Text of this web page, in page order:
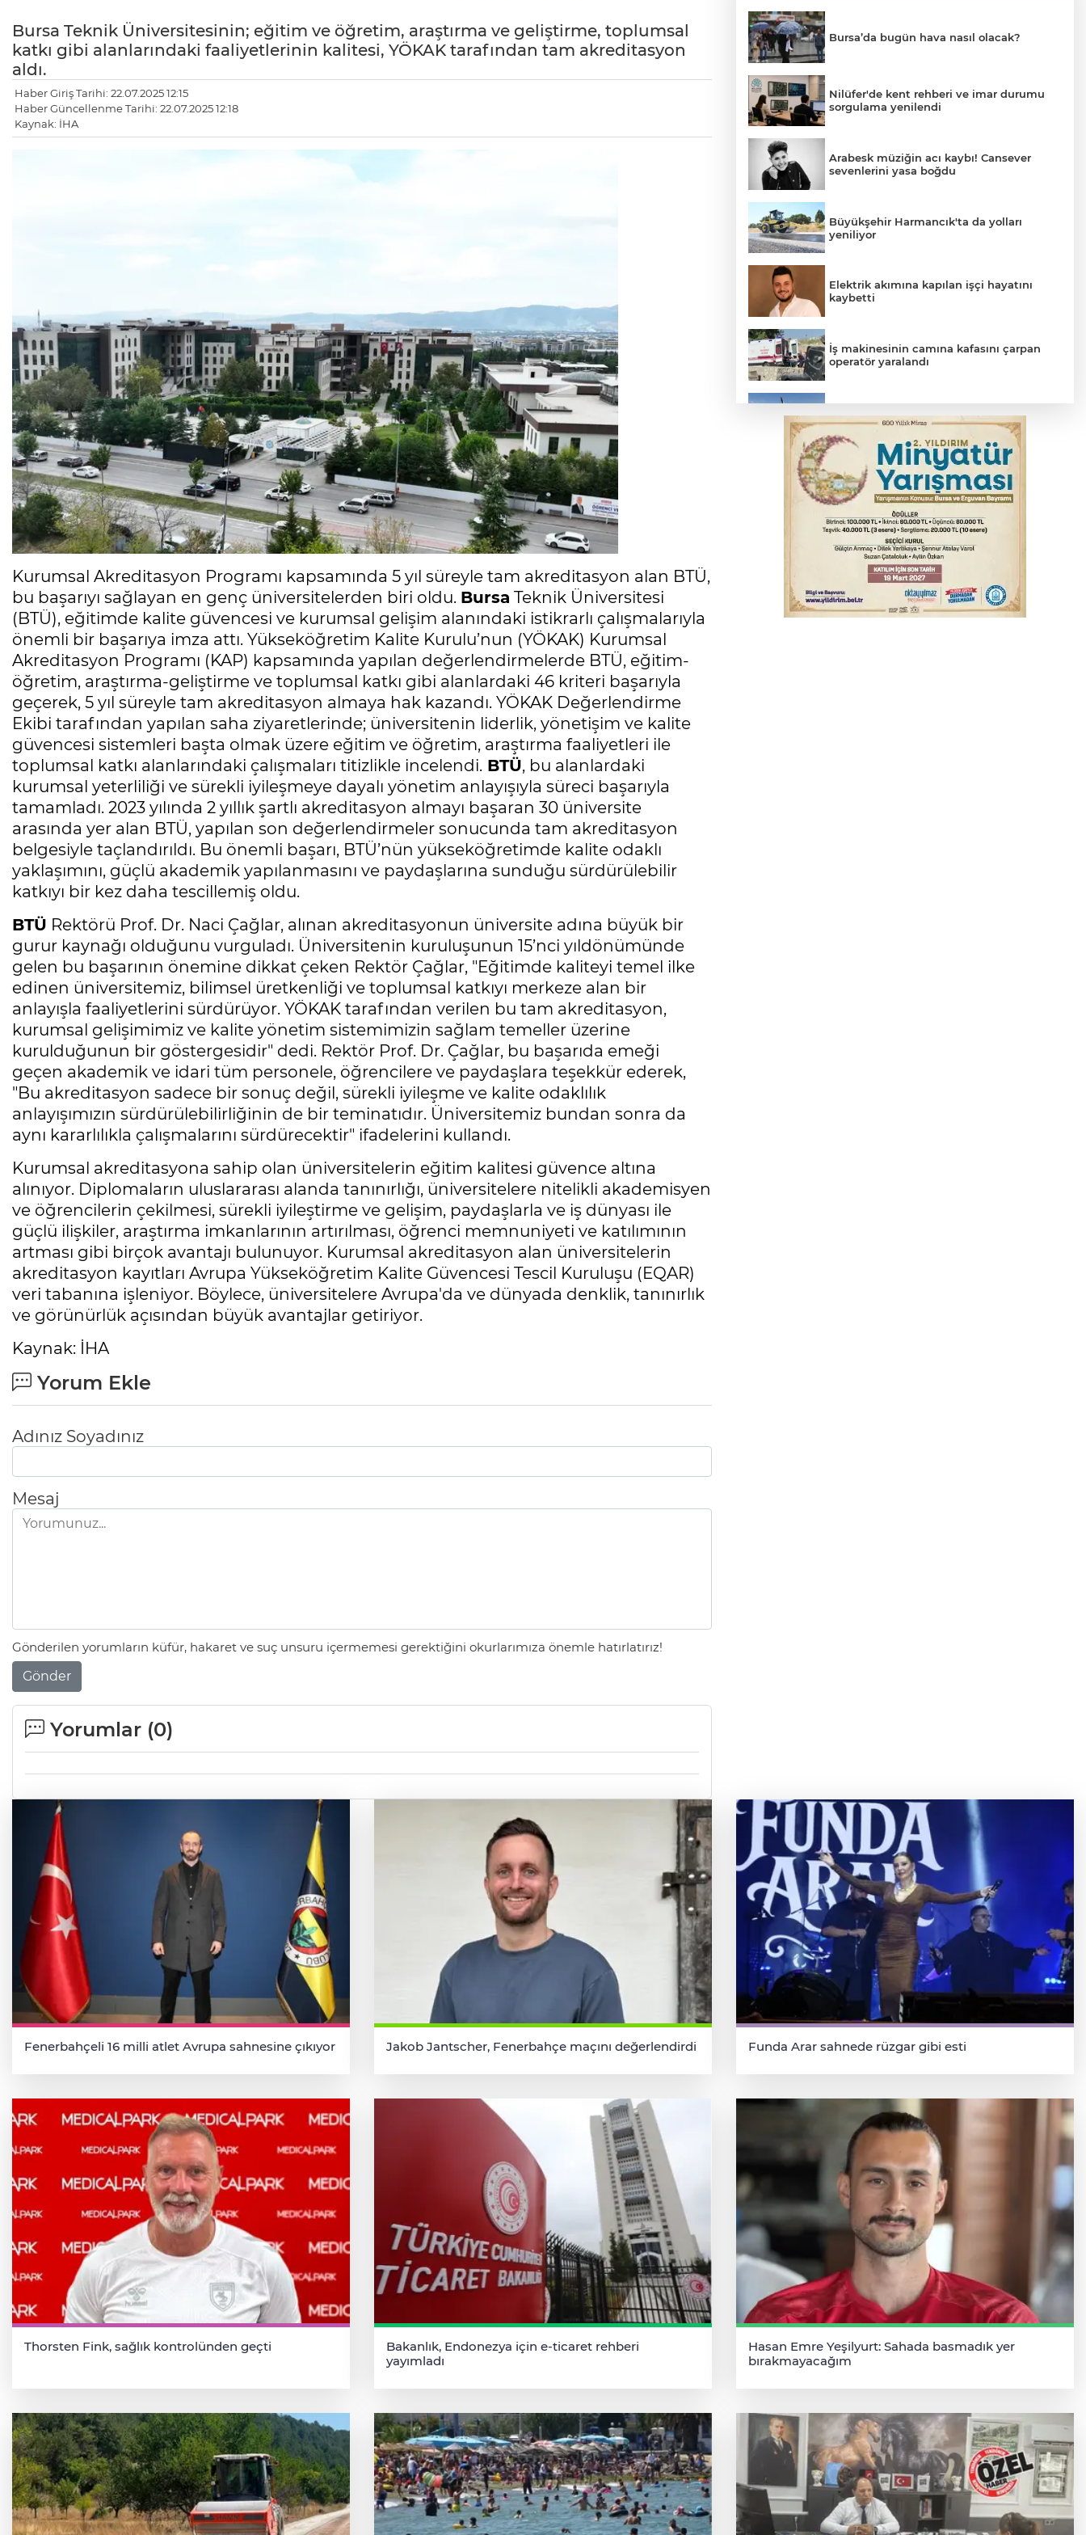
Bursa Teknik Üniversitesinin; eğitim ve öğretim, araştırma ve geliştirme, toplumsal
katkı gibi alanlarındaki faaliyetlerinin kalitesi, YÖKAK tarafından tam akreditasyon
aldı.
Haber Giriş Tarihi: 22.07.2025 12:15
Haber Güncellenme Tarihi: 22.07.2025 12:18
Kaynak: İHA
Kurumsal Akreditasyon Programı kapsamında 5 yıl süreyle tam akreditasyon alan BTÜ,
bu başarıyı sağlayan en genç üniversitelerden biri oldu. Bursa Teknik Üniversitesi
(BTÜ), eğitimde kalite güvencesi ve kurumsal gelişim alanındaki istikrarlı çalışmalarıyla
önemli bir başarıya imza attı. Yükseköğretim Kalite Kurulu’nun (YÖKAK) Kurumsal
Akreditasyon Programı (KAP) kapsamında yapılan değerlendirmelerde BTÜ, eğitim-
öğretim, araştırma-geliştirme ve toplumsal katkı gibi alanlardaki 46 kriteri başarıyla
geçerek, 5 yıl süreyle tam akreditasyon almaya hak kazandı. YÖKAK Değerlendirme
Ekibi tarafından yapılan saha ziyaretlerinde; üniversitenin liderlik, yönetişim ve kalite
güvencesi sistemleri başta olmak üzere eğitim ve öğretim, araştırma faaliyetleri ile
toplumsal katkı alanlarındaki çalışmaları titizlikle incelendi. BTÜ, bu alanlardaki
kurumsal yeterliliği ve sürekli iyileşmeye dayalı yönetim anlayışıyla süreci başarıyla
tamamladı. 2023 yılında 2 yıllık şartlı akreditasyon almayı başaran 30 üniversite
arasında yer alan BTÜ, yapılan son değerlendirmeler sonucunda tam akreditasyon
belgesiyle taçlandırıldı. Bu önemli başarı, BTÜ’nün yükseköğretimde kalite odaklı
yaklaşımını, güçlü akademik yapılanmasını ve paydaşlarına sunduğu sürdürülebilir
katkıyı bir kez daha tescillemiş oldu.
BTÜ Rektörü Prof. Dr. Naci Çağlar, alınan akreditasyonun üniversite adına büyük bir
gurur kaynağı olduğunu vurguladı. Üniversitenin kuruluşunun 15’nci yıldönümünde
gelen bu başarının önemine dikkat çeken Rektör Çağlar, "Eğitimde kaliteyi temel ilke
edinen üniversitemiz, bilimsel üretkenliği ve toplumsal katkıyı merkeze alan bir
anlayışla faaliyetlerini sürdürüyor. YÖKAK tarafından verilen bu tam akreditasyon,
kurumsal gelişimimiz ve kalite yönetim sistemimizin sağlam temeller üzerine
kurulduğunun bir göstergesidir" dedi. Rektör Prof. Dr. Çağlar, bu başarıda emeği
geçen akademik ve idari tüm personele, öğrencilere ve paydaşlara teşekkür ederek,
"Bu akreditasyon sadece bir sonuç değil, sürekli iyileşme ve kalite odaklılık
anlayışımızın sürdürülebilirliğinin de bir teminatıdır. Üniversitemiz bundan sonra da
aynı kararlılıkla çalışmalarını sürdürecektir" ifadelerini kullandı.
Kurumsal akreditasyona sahip olan üniversitelerin eğitim kalitesi güvence altına
alınıyor. Diplomaların uluslararası alanda tanınırlığı, üniversitelere nitelikli akademisyen
ve öğrencilerin çekilmesi, sürekli iyileştirme ve gelişim, paydaşlarla ve iş dünyası ile
güçlü ilişkiler, araştırma imkanlarının artırılması, öğrenci memnuniyeti ve katılımının
artması gibi birçok avantajı bulunuyor. Kurumsal akreditasyon alan üniversitelerin
akreditasyon kayıtları Avrupa Yükseköğretim Kalite Güvencesi Tescil Kuruluşu (EQAR)
veri tabanına işleniyor. Böylece, üniversitelere Avrupa'da ve dünyada denklik, tanınırlık
ve görünürlük açısından büyük avantajlar getiriyor.
Kaynak: İHA
Yorum Ekle
Adınız Soyadınız
Mesaj
Gönderilen yorumların küfür, hakaret ve suç unsuru içermemesi gerektiğini okurlarımıza önemle hatırlatırız!
Gönder
Yorumlar (0)
Bursa’da bugün hava nasıl olacak?
Nilüfer'de kent rehberi ve imar durumu
sorgulama yenilendi
Arabesk müziğin acı kaybı! Cansever
sevenlerini yasa boğdu
Büyükşehir Harmancık'ta da yolları
yeniliyor
Elektrik akımına kapılan işçi hayatını
kaybetti
İş makinesinin camına kafasını çarpan
operatör yaralandı
hayatını kaybetti
İnegöl'de orman yangını; Havadan ve
karadan müdahale başlatıldı
Bursa'da Mustafa Keser'den müzik ve
kahkaha dolu gece
Beyaz Saray ile Taylor Swift arasında telif
savaşı
Fenerbahçeli 16 milli atlet Avrupa sahnesine çıkıyor Jakob Jantscher, Fenerbahçe maçını değerlendirdi Funda Arar sahnede rüzgar gibi esti
Thorsten Fink, sağlık kontrolünden geçti
Bakanlık, Endonezya için e-ticaret rehberi
yayımladı
Hasan Emre Yeşilyurt: Sahada basmadık yer
bırakmayacağım